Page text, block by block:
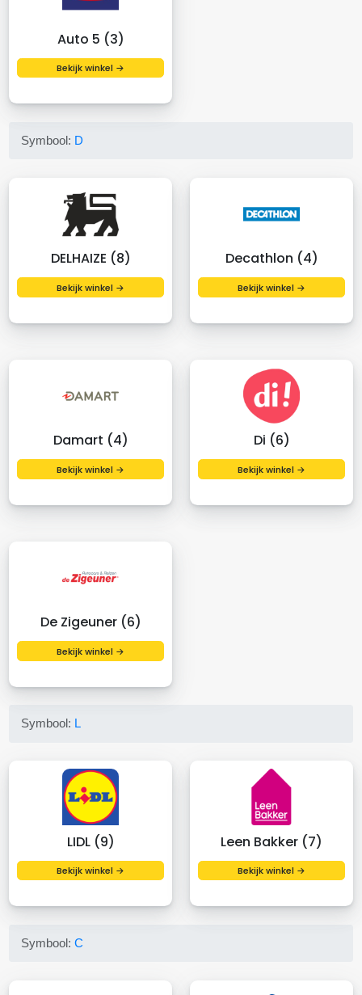
Auto 5 (3)
Bekijk winkel →
Symbool: D
DELHAIZE (8)
Bekijk winkel →
Decathlon (4)
Bekijk winkel →
Damart (4)
Bekijk winkel →
Di (6)
Bekijk winkel →
De Zigeuner (6)
Bekijk winkel →
Symbool: L
LIDL (9)
Bekijk winkel →
Leen Bakker (7)
Bekijk winkel →
Symbool:C